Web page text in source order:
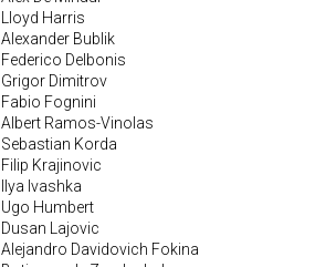
Lloyd Harris
Alexander Bublik
Federico Delbonis
Grigor Dimitrov
Fabio Fognini
Albert Ramos-Vinolas
Sebastian Korda
Filip Krajinovic
Ilya Ivashka
Ugo Humbert
Dusan Lajovic
Alejandro Davidovich Fokina